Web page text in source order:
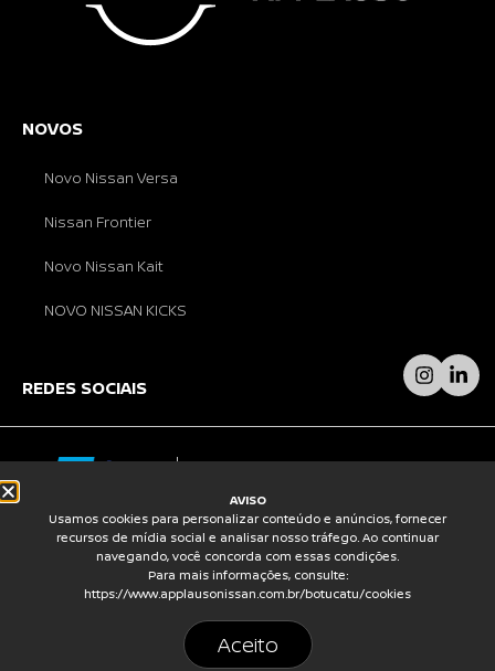
NOVOS
Novo Nissan Versa
Nissan Frontier
Novo Nissan Kait
NOVO NISSAN KICKS
REDES SOCIAIS
© GRUPO APPLÀUSO 2026 – AJUSTES NO SITE
REALIZADOS POR INFOTECHJS.
Política de Privacidade
AVISO
Usamos cookies para personalizar conteúdo e anúncios, fornecer
recursos de mídia social e analisar nosso tráfego. Ao continuar
navegando, você concorda com essas condições.
Para mais informações, consulte:
https://www.applausonissan.com.br/botucatu/cookies
Aceito